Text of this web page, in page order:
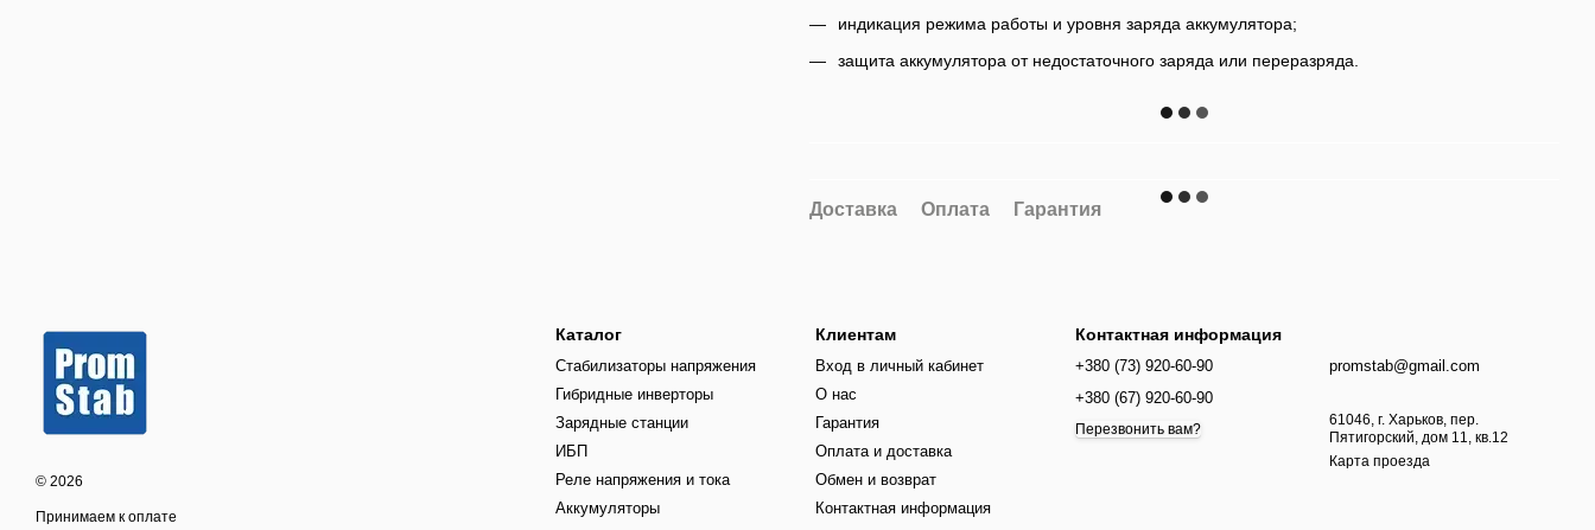
индикация режима работы и уровня заряда аккумулятора;
защита аккумулятора от недостаточного заряда или переразряда.
Доставка Оплата Гарантия
© 2026
Принимаем к оплате
Каталог
Стабилизаторы напряжения
Гибридные инверторы
Зарядные станции
ИБП
Реле напряжения и тока
Аккумуляторы
Клиентам
Вход в личный кабинет
О нас
Гарантия
Оплата и доставка
Обмен и возврат
Контактная информация
Контактная информация
+380 (73) 920-60-90
+380 (67) 920-60-90
Перезвонить вам?
promstab@gmail.com
61046, г. Харьков, пер.
Пятигорский, дом 11, кв.12
Карта проезда